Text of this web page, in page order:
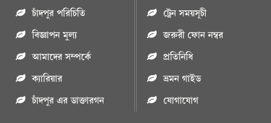
চাঁদপুর পরিচিতি
বিজ্ঞাপন মুল্য
আমাদের সম্পর্কে
ক্যারিয়ার
চাঁদপুর এর ডাক্তারগন
ট্রেন সময়সূচী
জরুরী ফোন নম্বর
প্রতিনিধি
ভ্রমন গাইড
যোগাযোগ